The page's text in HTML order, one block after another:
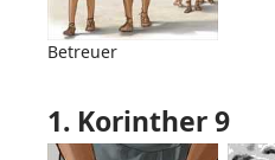
Betreuer
1. Korinther 9